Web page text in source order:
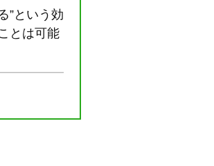
”という効
とは可能